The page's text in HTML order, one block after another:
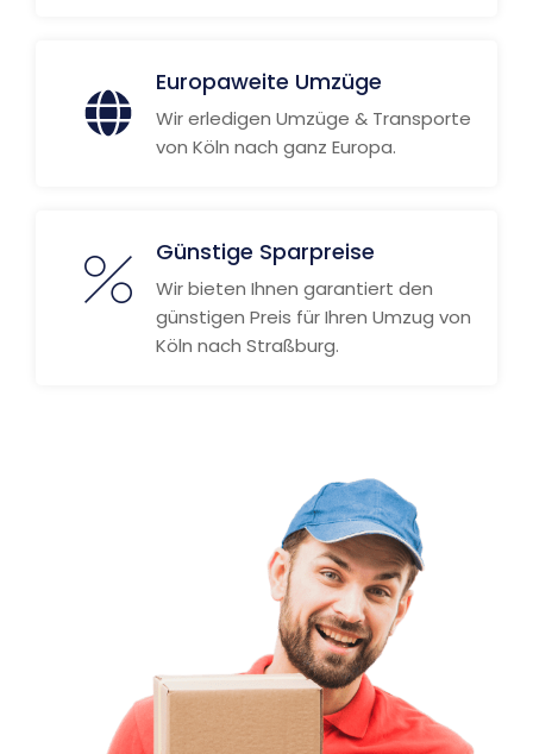
Europaweite Umzüge
Wir erledigen Umzüge & Transporte
von Köln nach ganz Europa.
Günstige Sparpreise
Wir bieten Ihnen garantiert den
günstigen Preis für Ihren Umzug von
Köln nach Straßburg.